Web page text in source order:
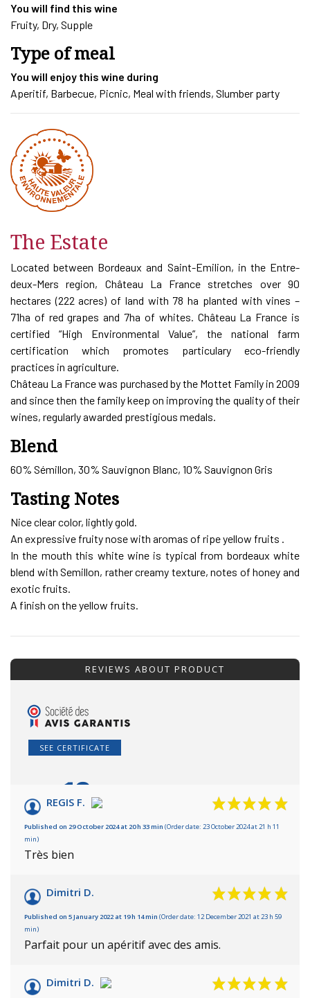
You will find this wine
Fruity, Dry, Supple
Type of meal
You will enjoy this wine during
Aperitif, Barbecue, Picnic, Meal with friends, Slumber party
The Estate
Located between Bordeaux and Saint-Emilion, in the Entre-
deux-Mers region, Château La France stretches over 90
hectares (222 acres) of land with 78 ha planted with vines –
71ha of red grapes and 7ha of whites. Château La France is
certified “High Environmental Value”, the national farm
certification which promotes particulary eco-friendly
practices in agriculture.
Château La France was purchased by the Mottet Family in 2009
and since then the family keep on improving the quality of their
wines, regularly awarded prestigious medals.
Blend
60% Sémillon, 30% Sauvignon Blanc, 10% Sauvignon Gris
Tasting Notes
Nice clear color, lightly gold.
An expressive fruity nose with aromas of ripe yellow fruits .
In the mouth this white wine is typical from bordeaux white
blend with Semillon, rather creamy texture, notes of honey and
exotic fruits.
A finish on the yellow fruits.
REVIEWS ABOUT PRODUCT
SEE CERTIFICATE
10/10
Based on 4 reviews
REGIS F.
Published on 29 October 2024 at 20 h 33 min (Order date: 23 October 2024 at 21 h 11
min)
Très bien
Dimitri D.
Published on 5 January 2022 at 19 h 14 min (Order date: 12 December 2021 at 23 h 59
min)
Parfait pour un apéritif avec des amis.
Dimitri D.